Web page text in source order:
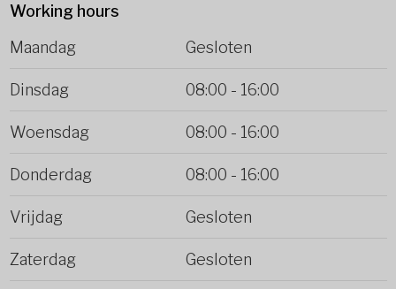
Working hours
Maandag
Gesloten
Dinsdag 08:00 - 16:00
Woensdag 08:00 - 16:00
Donderdag 08:00 - 16:00
Vrijdag Gesloten
Zaterdag Gesloten